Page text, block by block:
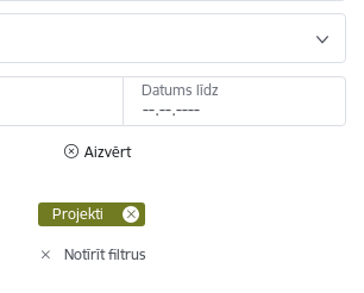
Datums līdz
Aizvērt
Projekti
Notīrīt filtrus